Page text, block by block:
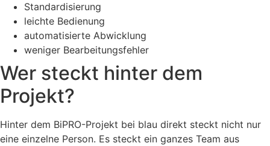
Standardisierung
leichte Bedienung
automatisierte Abwicklung
weniger Bearbeitungsfehler
Wer steckt hinter dem
Projekt?
Hinter dem BiPRO-Projekt bei blau direkt steckt nicht nur
eine einzelne Person. Es steckt ein ganzes Team aus